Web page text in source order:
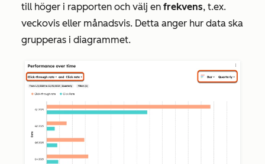
till höger i rapporten och välj en frekvens, t.ex.
veckovis eller månadsvis. Detta anger hur data ska
grupperas i diagrammet.